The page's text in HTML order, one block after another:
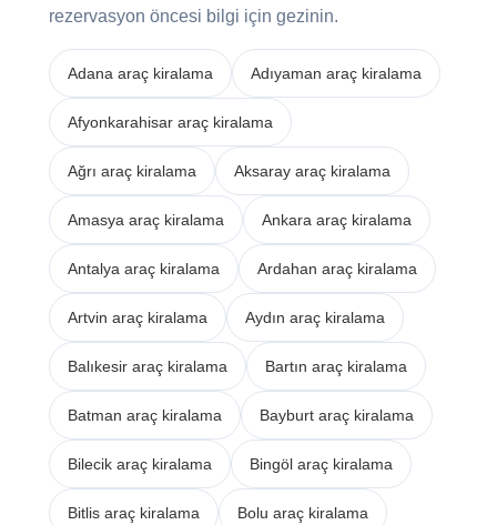
rezervasyon öncesi bilgi için gezinin.
Adana araç kiralama Adıyaman araç kiralama
Afyonkarahisar araç kiralama
Ağrı araç kiralama Aksaray araç kiralama
Amasya araç kiralama Ankara araç kiralama
Antalya araç kiralama Ardahan araç kiralama
Artvin araç kiralama Aydın araç kiralama
Balıkesir araç kiralama Bartın araç kiralama
Batman araç kiralama Bayburt araç kiralama
Bilecik araç kiralama Bingöl araç kiralama
Bitlis araç kiralama Bolu araç kiralama